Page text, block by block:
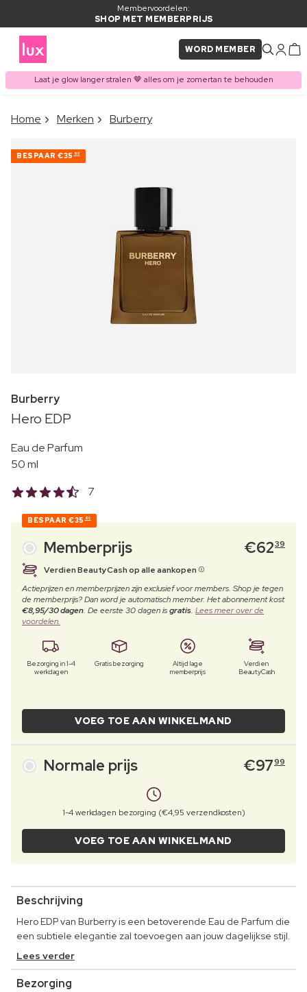
Membervoordelen:
SHOP MET MEMBERPRIJS
WORD MEMBER
Laat je glow langer stralen 🤎 alles om je zomertan te behouden
ITEM TOEGEVOEGD AAN
Vaak samen gekocht met
Home Merken Burberry
BESPAAR €35 60
Burberry
Hero EDP
Eau de Parfum
50 ml
7
BESPAAR €35 60
Memberprijs €6239
Verdien BeautyCash op alle aankopen
Actieprijzen en memberprijzen zijn exclusief voor members. Shop je tegen
de memberprijs? Dan word je automatisch member. Het abonnement kost
€8,95/30 dagen. De eerste 30 dagen isgratis. Lees meer over de
voordelen.
Bezorging in 1-4
werkdagen
Gratis bezorging
Altijd lage
memberprijs
Verdien
BeautyCash
VOEG TOE AAN WINKELMAND
Normale prijs €9799
1-4 werkdagen bezorging (€4,95 verzendkosten)
VOEG TOE AAN WINKELMAND
Beschrijving
Hero EDP van Burberry is een betoverende Eau de Parfum die
een subtiele elegantie zal toevoegen aan jouw dagelijkse stijl.
Lees verder
Bezorging